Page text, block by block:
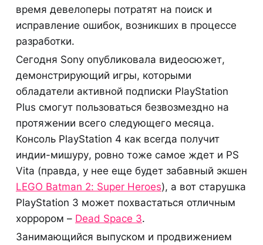
время девелоперы потратят на поиск и
исправление ошибок, возникших в процессе
разработки.
Сегодня Sony опубликовала видеосюжет,
демонстрирующий игры, которыми
обладатели активной подписки PlayStation
Plus смогут пользоваться безвозмездно на
протяжении всего следующего месяца.
Консоль PlayStation 4 как всегда получит
индии-мишуру, ровно тоже самое ждет и PS
Vita (правда, у нее еще будет забавный экшен
LEGO Batman 2: Super Heroes), а вот старушка
PlayStation 3 может похвастаться отличным
хоррором – Dead Space 3.
Занимающийся выпуском и продвижением